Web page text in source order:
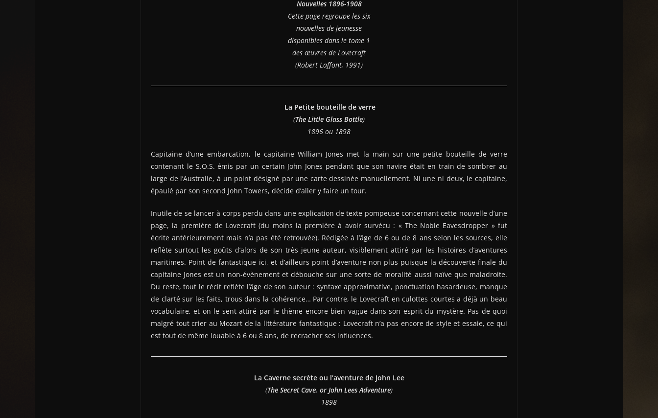
Nouvelles 1896-1908
Cette page regroupe les six
nouvelles de jeunesse
disponibles dans le tome 1
des œuvres de Lovecraft
(Robert Laffont, 1991)
La Petite bouteille de verre
(The Little Glass Bottle)
1896 ou 1898
Capitaine d’une embarcation, le capitaine William Jones met la main sur une petite bouteille de verre
contenant le S.O.S. émis par un certain John Jones pendant que son navire était en train de sombrer au
large de l’Australie, à un point désigné par une carte dessinée manuellement. Ni une ni deux, le capitaine,
épaulé par son second John Towers, décide d’aller y faire un tour.
Inutile de se lancer à corps perdu dans une explication de texte pompeuse concernant cette nouvelle d’une
page, la première de Lovecraft (du moins la première à avoir survécu : « The Noble Eavesdropper » fut
écrite antérieurement mais n’a pas été retrouvée). Rédigée à l’âge de 6 ou de 8 ans selon les sources, elle
reflète surtout les goûts d’alors de son très jeune auteur, visiblement attiré par les histoires d’aventures
maritimes. Point de fantastique ici, et d’ailleurs point d’aventure non plus puisque la découverte finale du
capitaine Jones est un non-évènement et débouche sur une sorte de moralité aussi naïve que maladroite.
Du reste, tout le récit reflète l’âge de son auteur : syntaxe approximative, ponctuation hasardeuse, manque
de clarté sur les faits, trous dans la cohérence… Par contre, le Lovecraft en culottes courtes a déjà un beau
vocabulaire, et on le sent attiré par le thème encore bien vague dans son esprit du mystère. Pas de quoi
malgré tout crier au Mozart de la littérature fantastique : Lovecraft n’a pas encore de style et essaie, ce qui
est tout de même louable à 6 ou 8 ans, de recracher ses influences.
La Caverne secrète ou l’aventure de John Lee
(The Secret Cave, or John Lees Adventure)
1898